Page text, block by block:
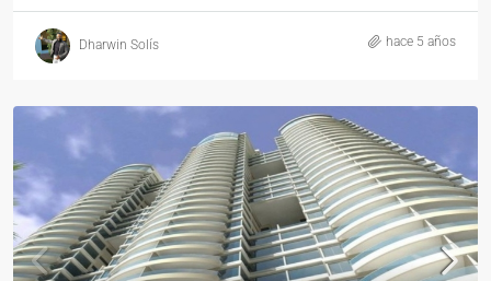
Dharwin Solís hace 5 años